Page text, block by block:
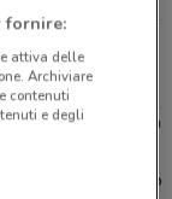
in oltre 20 Paesi in
dei suoi
poco tempo
fornire:
attiva delle
Archiviare
contenuti
e degli